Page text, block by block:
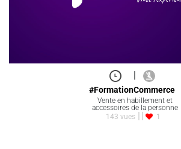
#FormationCommerce
Vente en habillement et
accessoires de la personne
143 vues
1